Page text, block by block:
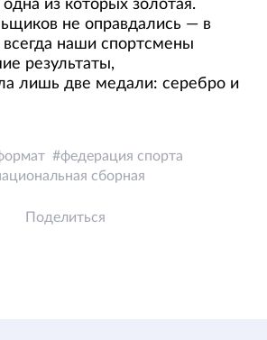
из которых золотая.
не оправдались — в
наши спортсмены
результаты,
лишь две медали: серебро и
федерация спорта
сборная
Поделиться